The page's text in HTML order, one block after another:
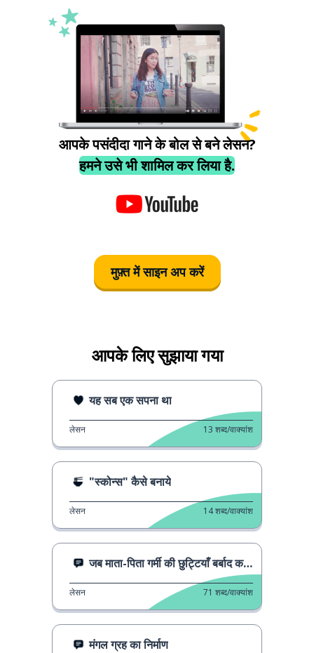
आपके पसंदीदा गाने के बोल से बने लेसन?
हमने उसे भी शामिल कर लिया है.
मुफ़्त में साइन अप करें
आपके लिए सुझाया गया
यह सब एक सपना था
लेसन 13 शब्द/वाक्यांश
"स्कोन्स" कैसे बनाये
लेसन 14शब्द/वाक्यांश
जब माता-पिता गर्मी की छुट्टियाँ बर्बाद करते हैं
लेसन 71 शब्द/वाक्यांश
मंगल ग्रह का निर्माण